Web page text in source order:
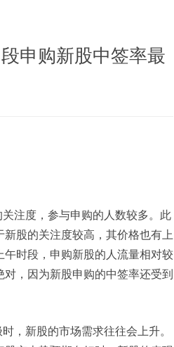
申购新股中签率最
注度，参与申购的人数较多。此
股的关注度较高，其价格也有上
时段，申购新股的人流量相对较
，因为新股申购的中签率还受到
，新股的市场需求往往会上升。